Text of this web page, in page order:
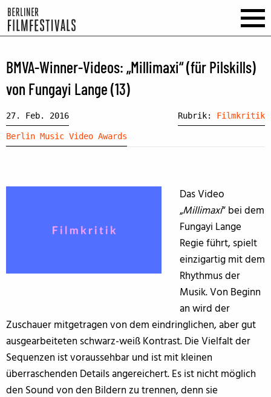
BMVA-Winner-Videos: „Millimaxi“ (für Pilskills)
von Fungayi Lange (13)
27. Feb. 2016 Rubrik: Filmkritik
Berlin Music Video Awards
Das Video
„Millimaxi“ bei dem
Fungayi Lange
Regie führt, spielt
einzigartig mit dem
Rhythmus der
Musik. Von Beginn
an wird der
Zuschauer mitgetragen von dem eindringlichen, aber gut
ausgearbeiteten schwarz-weiß Kontrast. Die Vielfalt der
Sequenzen ist voraussehbar und ist mit kleinen
überraschenden Details angereichert. Es ist nicht möglich
den Sound von den Bildern zu trennen, denn sie